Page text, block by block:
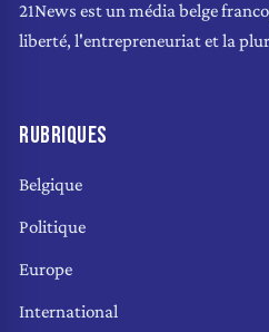
21News est un média belge
liberté, l'entrepreneuriat et la
RUBRIQUES
Belgique
Politique
Europe
International